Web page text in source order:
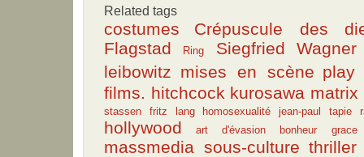
Related tags
costumes
Crépuscule des
Flagstad
Ring Siegfried
Wagner
leibowitz mises en scène play
films. hitchcock kurosawa matrix
stassen fritz lang homosexualité jean-paul tapie
hollywood art d'évasion bonheur
massmedia sous-culture thriller